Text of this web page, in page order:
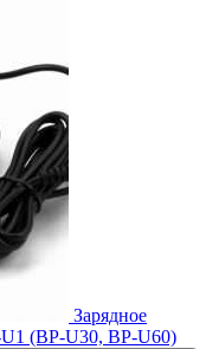
Зарядное
(BP-U30, BP-U60)